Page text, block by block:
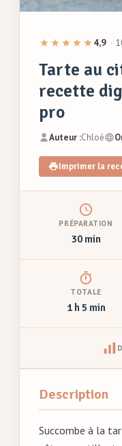
4,9 ·
Tarte au
recette
pro
Auteur :Chloé
Imprimer la
PRÉPARATION
30 min
TOTALE
1 h 5 min
Description
Succombe à la